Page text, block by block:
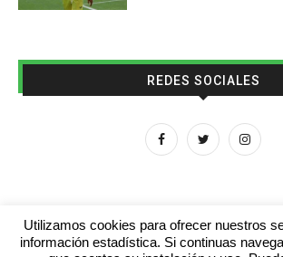
REDES SOCIALES
Utilizamos cookies para ofrecer nuestros
información estadística. Si continuas